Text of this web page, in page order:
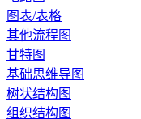
图表/表格
其他流程图
甘特图
基础思维导图
树状结构图
组织结构图